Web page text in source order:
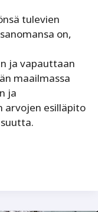
tulevien
on,
ja vapauttaan
maailmassa
ja
arvojen esilläpito